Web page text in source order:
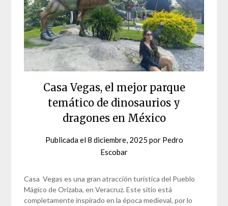
Casa Vegas, el mejor parque
temático de dinosaurios y
dragones en México
Publicada el8 diciembre, 2025 por Pedro
Escobar
Casa Vegas es una gran atracción turística del Pueblo
Mágico de Orizaba, en Veracruz. Este sitio está
completamente inspirado en la época medieval, por lo